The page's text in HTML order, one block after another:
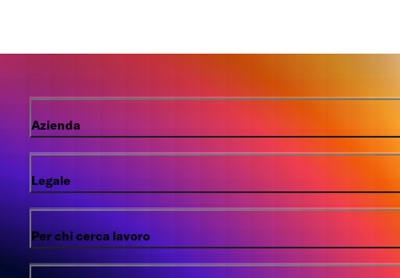
Azienda
Legale
Per chi cerca lavoro